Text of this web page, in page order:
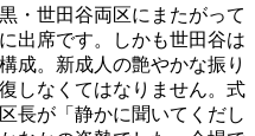
・世田谷両区にまたがって
出席です。しかも世田谷は
成。新成人の艶やかな振り
しなくてはなりません。式
長が「静かに聞いてくだし